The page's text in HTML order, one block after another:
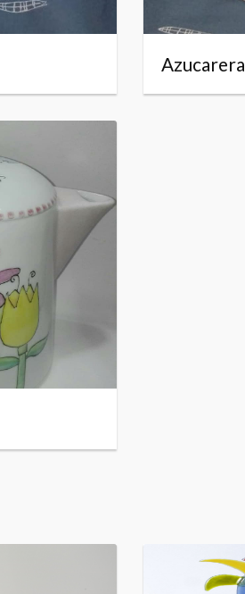
Azucarera